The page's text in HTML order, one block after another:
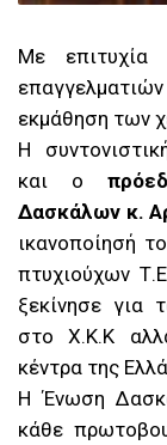
Με επιτυχία
εκμάθηση των
Η
και ο
Δασκάλων κ.
ικανοποίησή
πτυχιούχων
ξεκίνησε για
στο Χ.Κ.Κ
κέντρα της
Η Ένωση
κάθε